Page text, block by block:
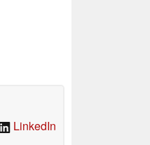
LinkedIn